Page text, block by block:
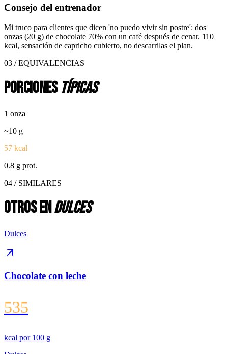
Consejo del entrenador
Mi truco para clientes que dicen 'no puedo vivir sin postre': dos
onzas (20 g) de chocolate 70% con un café después de cenar. 110
kcal, sensación de capricho cubierto, no descarrilas el plan.
03 / EQUIVALENCIAS
Porciones típicas
1 onza
~10 g
57 kcal
0.8 g prot.
04 / SIMILARES
Otros endulces
Dulces
Chocolate con leche
535
kcal por 100 g